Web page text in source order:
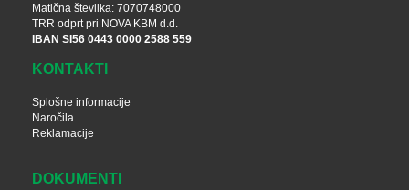
Matična številka: 7070748000
TRR odprt pri NOVA KBM d.d.
IBAN SI56 0443 0000 2588 559
KONTAKTI
Splošne informacije
Naročila
Reklamacije
DOKUMENTI